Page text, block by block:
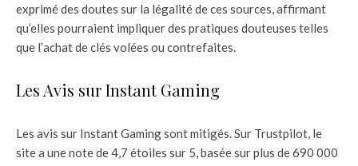
exprimé des doutes sur la légalité de ces sources, affirmant
qu’elles pourraient impliquer des pratiques douteuses telles
que l’achat de clés volées ou contrefaites.
Les Avis sur Instant Gaming
Les avis sur Instant Gaming sont mitigés. Sur Trustpilot, le
site a une note de 4,7 étoiles sur 5, basée sur plus de 690 000